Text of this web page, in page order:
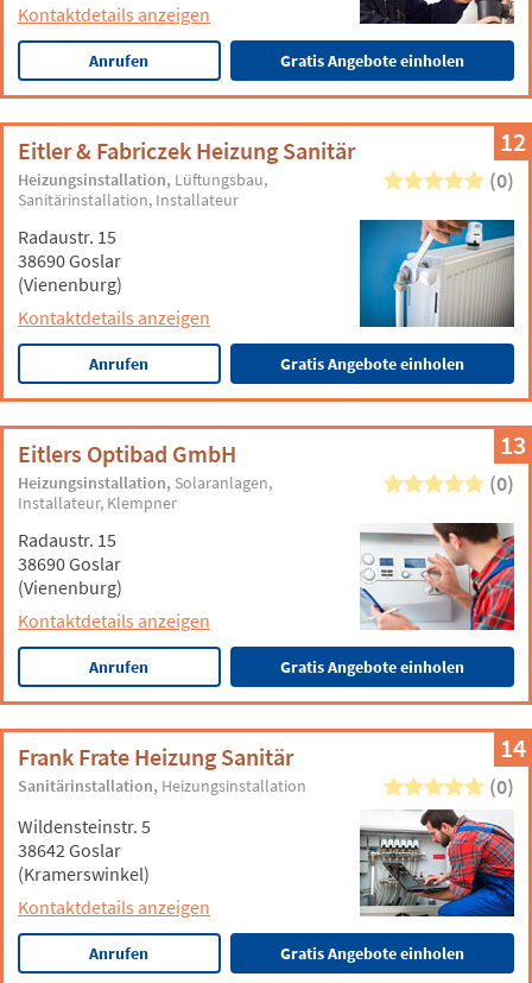
Kontaktdetails anzeigen
Anrufen Gratis Angebote einholen
12
Eitler & Fabriczek Heizung Sanitär
Heizungsinstallation Lüftungsbau
Sanitärinstallation Installateur
(0)
Radaustr. 15
38690 Goslar
(Vienenburg)
Kontaktdetails anzeigen
Anrufen Gratis Angebote einholen
13
Eitlers Optibad GmbH
Heizungsinstallation Solaranlagen
Installateur Klempner
(0)
Radaustr. 15
38690 Goslar
(Vienenburg)
Kontaktdetails anzeigen
Anrufen Gratis Angebote einholen
14
Frank Frate Heizung Sanitär
Sanitärinstallation Heizungsinstallation (0)
Wildensteinstr. 5
38642 Goslar
(Kramerswinkel)
Kontaktdetails anzeigen
Anrufen Gratis Angebote einholen